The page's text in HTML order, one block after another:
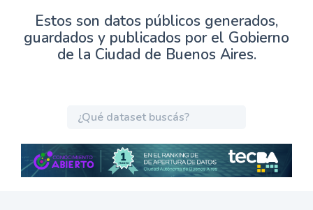
Estos son datos públicos generados,
guardados y publicados por el Gobierno
de la Ciudad de Buenos Aires.